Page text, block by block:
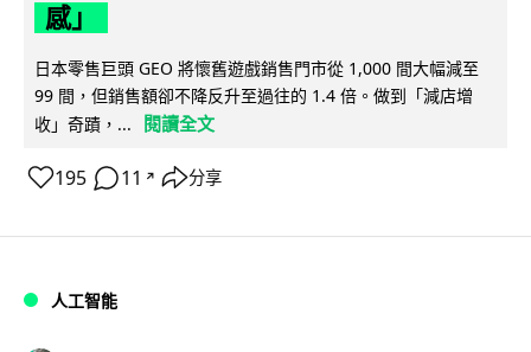
感」
日本零售巨頭 GEO 將懷舊遊戲銷售門市從 1,000 間大幅減至
99 間，但銷售額卻不降反升至過往的 1.4 倍。做到「減店增
收」奇蹟，...
閱讀全文
195 11 ↗ 分享
人工智能